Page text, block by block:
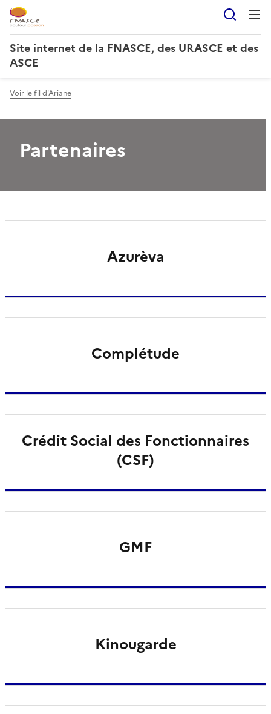
Site internet de la FNASCE, des URASCE et des
ASCE
Voir le fil d'Ariane
Partenaires
Azurèva
Complétude
Crédit Social des Fonctionnaires
(CSF)
GMF
Kinougarde